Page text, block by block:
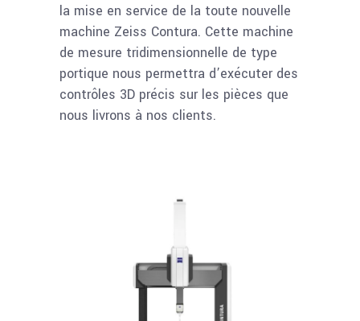
la mise en service de la toute nouvelle
machine Zeiss Contura. Cette machine
de mesure tridimensionnelle de type
portique nous permettra d’exécuter des
contrôles 3D précis sur les pièces que
nous livrons à nos clients.